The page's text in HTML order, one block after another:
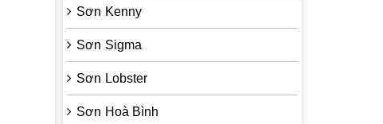
Sơn Kenny
Sơn Sigma
Sơn Lobster
Sơn Hoà Bình